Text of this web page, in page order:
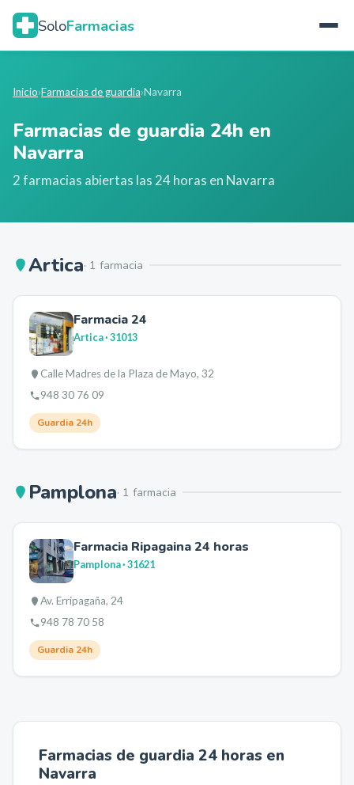
SoloFarmacias
Inicio›Farmacias de guardia›Navarra
Farmacias de guardia 24h en
Navarra
2farmacias abiertas las 24 horas en Navarra
Artica· 1 farmacia
Farmacia 24
Artica· 31013
Calle Madres de la Plaza de Mayo, 32
948 30 76 09
Guardia 24h
Pamplona· 1 farmacia
Farmacia Ripagaina 24 horas
Pamplona· 31621
Av. Erripagaña, 24
948 78 70 58
Guardia 24h
Farmacias de guardia 24 horas en
Navarra